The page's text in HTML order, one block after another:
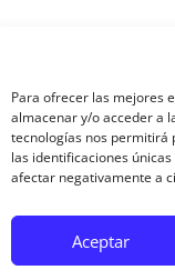
Para ofrecer las mejores
almacenar y/o acceder a
tecnologías nos permitirá
las identificaciones
afectar negativamente a
Aceptar